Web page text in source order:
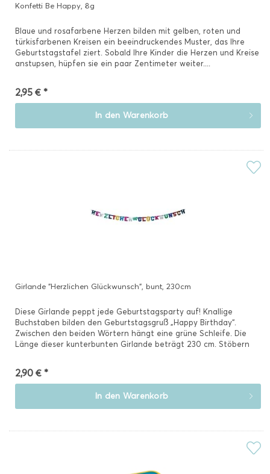
Konfetti Be Happy, 8g
Blaue und rosafarbene Herzen bilden mit gelben, roten und
türkisfarbenen Kreisen ein beeindruckendes Muster, das Ihre
Geburtstagstafel ziert. Sobald Ihre Kinder die Herzen und Kreise
anstupsen, hüpfen sie ein paar Zentimeter weiter....
2,95 € *
In den Warenkorb
Girlande "Herzlichen Glückwunsch", bunt, 230cm
Diese Girlande peppt jede Geburtstagsparty auf! Knallige
Buchstaben bilden den Geburtstagsgruß „Happy Birthday“.
Zwischen den beiden Wörtern hängt eine grüne Schleife. Die
Länge dieser kunterbunten Girlande beträgt 230 cm. Stöbern
2,90 € *
In den Warenkorb